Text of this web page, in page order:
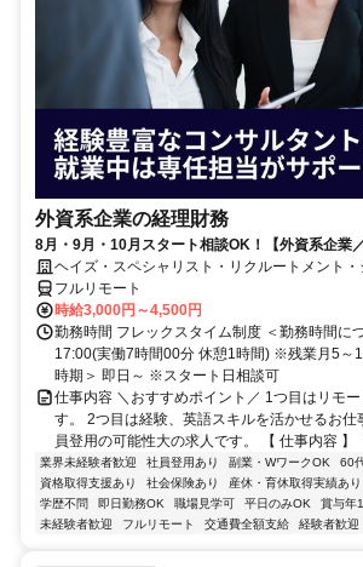
外資系企業の経理財務
8月・9月・10月スタート相談OK！【外資系企業
大／700万～800万／リモート勤務OK】経理財務
ヘイズ・スペシャリスト・リクルートメント
フルリモート
時給3,000円～4,500円
勤務時間 フレックスタイム制度 ＜勤務時間に
17:00(実働7時間00分 休憩1時間) ※残業月5～
時期＞ 即日～ ※スタート日相談可
仕事内容 ＼おすすめポイント／ 1つ目はリモ
す。 2つ目は経験、英語スキルを活かせるお仕
員登用の可能性大の求人です。 【 仕事内容 】
業界未経験者歓迎 社員登用あり 副業・WワークOK
60
資格取得支援あり
社会保険あり 産休・育休取得実績あり
学歴不問
即日勤務OK 職場見学可 平日のみOK 賞与年
未経験者歓迎
フルリモート 交通費全額支給 経験者歓迎